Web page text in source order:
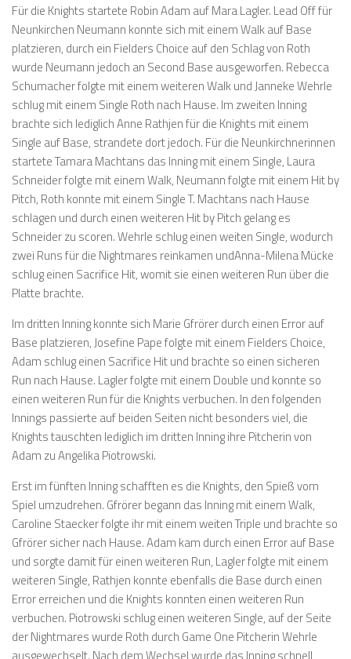
Für die Knights startete Robin Adam auf Mara Lagler. Lead Off für
Neunkirchen Neumann konnte sich mit einem Walk auf Base
platzieren, durch ein Fielders Choice auf den Schlag von Roth
wurde Neumann jedoch an Second Base ausgeworfen. Rebecca
Schumacher folgte mit einem weiteren Walk und Janneke Wehrle
schlug mit einem Single Roth nach Hause. Im zweiten Inning
brachte sich lediglich Anne Rathjen für die Knights mit einem
Single auf Base, strandete dort jedoch. Für die Neunkirchnerinnen
startete Tamara Machtans das Inning mit einem Single, Laura
Schneider folgte mit einem Walk, Neumann folgte mit einem Hit by
Pitch, Roth konnte mit einem Single T. Machtans nach Hause
schlagen und durch einen weiteren Hit by Pitch gelang es
Schneider zu scoren. Wehrle schlug einen weiten Single, wodurch
zwei Runs für die Nightmares reinkamen undAnna-Milena Mücke
schlug einen Sacrifice Hit, womit sie einen weiteren Run über die
Platte brachte.
Im dritten Inning konnte sich Marie Gfrörer durch einen Error auf
Base platzieren, Josefine Pape folgte mit einem Fielders Choice,
Adam schlug einen Sacrifice Hit und brachte so einen sicheren
Run nach Hause. Lagler folgte mit einem Double und konnte so
einen weiteren Run für die Knights verbuchen. In den folgenden
Innings passierte auf beiden Seiten nicht besonders viel, die
Knights tauschten lediglich im dritten Inning ihre Pitcherin von
Adam zu Angelika Piotrowski.
Erst im fünften Inning schafften es die Knights, den Spieß vom
Spiel umzudrehen. Gfrörer begann das Inning mit einem Walk,
Caroline Staecker folgte ihr mit einem weiten Triple und brachte so
Gfrörer sicher nach Hause. Adam kam durch einen Error auf Base
und sorgte damit für einen weiteren Run, Lagler folgte mit einem
weiteren Single, Rathjen konnte ebenfalls die Base durch einen
Error erreichen und die Knights konnten einen weiteren Run
verbuchen. Piotrowski schlug einen weiteren Single, auf der Seite
der Nightmares wurde Roth durch Game One Pitcherin Wehrle